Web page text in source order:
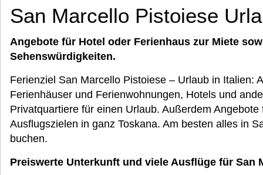
San Marcello Pistoiese
Angebote für Hotel oder Ferienhaus zur Miete
Sehenswürdigkeiten.
Ferienziel San Marcello Pistoiese – Urlaub in Italien:
Ferienhäuser und Ferienwohnungen, Hotels und
Privatquartiere für einen Urlaub. Außerdem
Ausflugszielen in ganz Toskana. Am besten alles in
buchen.
Preiswerte Unterkunft und viele Ausflüge für San